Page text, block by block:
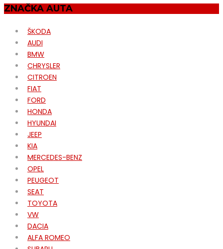
ZNAČKA AUTA
ŠKODA
AUDI
BMW
CHRYSLER
CITROEN
FIAT
FORD
HONDA
HYUNDAI
JEEP
KIA
MERCEDES-BENZ
OPEL
PEUGEOT
SEAT
TOYOTA
VW
DACIA
ALFA ROMEO